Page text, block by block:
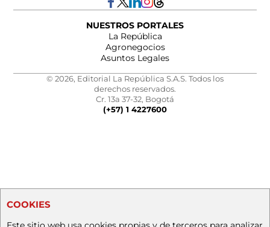
NUESTROS PORTALES
La República
Agronegocios
Asuntos Legales
© 2026, Editorial La República S.A.S. Todos los
derechos reservados.
Cr. 13a 37-32, Bogotá
(+57) 1 4227600
COOKIES